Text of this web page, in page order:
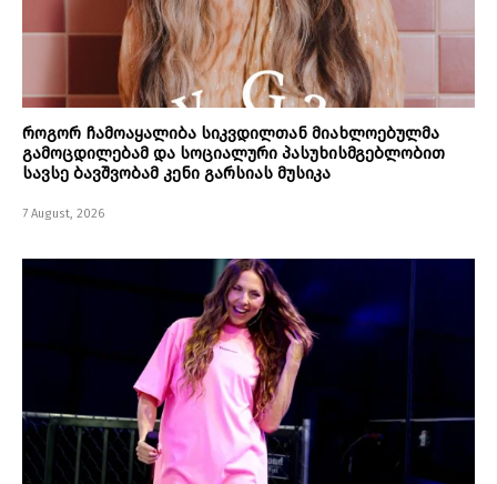
როგორ ჩამოაყალიბა სიკვდილთან მიახლოებულმა
გამოცდილებამ და სოციალური პასუხისმგებლობით
სავსე ბავშვობამ კენი გარსიას მუსიკა
7 August, 2026